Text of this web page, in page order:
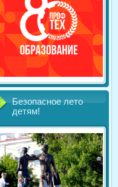
Безопасное лето
детям!